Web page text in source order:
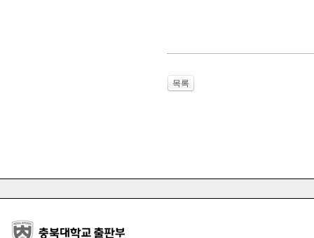
목록